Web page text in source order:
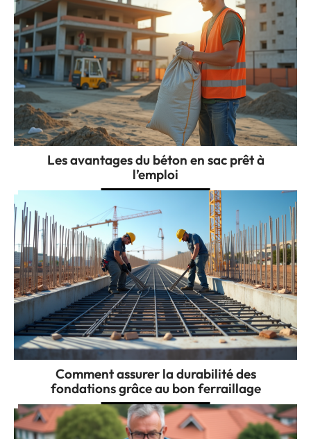
Les avantages du béton en sac prêt à
l’emploi
Comment assurer la durabilité des
fondations grâce au bon ferraillage